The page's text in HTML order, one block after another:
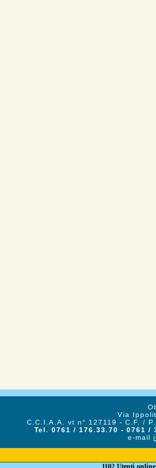
Via
C.C.I.A.A. vt n° 127119 - C.F. /
Tel. 0761 / 176.33.70 - 0761 /
e-mail
1102 Utenti